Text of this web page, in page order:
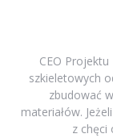
CEO
szkieletowych
zbudować
materiałów.
z chęci